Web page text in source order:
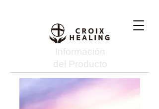
Información
del Producto